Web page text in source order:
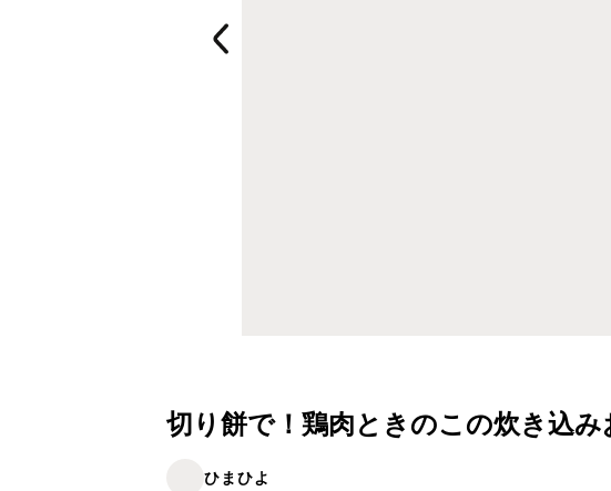
切り餅で！鶏肉ときのこの炊き込み
ひまひよ